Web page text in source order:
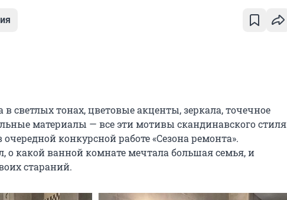
светлых тонах, цветовые акценты, зеркала, точечное
материалы — все эти мотивы скандинавского стиля
конкурсной работе «Сезона ремонта».
о какой ванной комнате мечтала большая семья, и
стараний.